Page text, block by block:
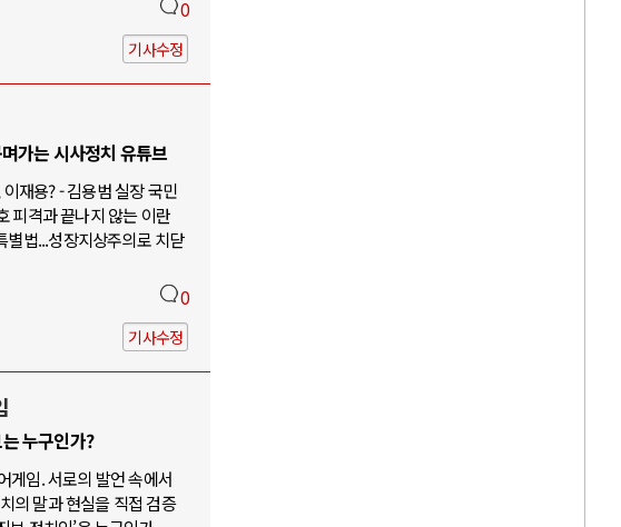
0
기사수정
가는 시사정치 유튜브
재용? - 김용범 실장 국민
피격과 끝나지 않는 이란
법...성장지상주의로 치닫
0
기사수정
누구인가?
게임. 서로의 발언 속에서
의 말과 현실을 직접 검증